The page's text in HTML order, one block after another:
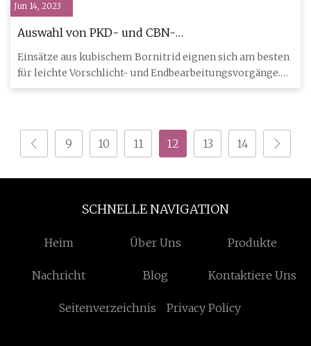
Jun 14, 2023
Auswahl von PKD- und CBN-
Wendeschneidplatten
Einsätze aus kubischem Bornitrid eignen sich am besten
für leichte Vorschlicht- und Endbearbeitungsvorgänge.
Die Herst
9 10 11 12 13 14
SCHNELLE NAVIGATION
Heim Über Uns Produkte
Nachricht Blog Kontaktiere Uns
Seitenverzeichnis Privacy Policy